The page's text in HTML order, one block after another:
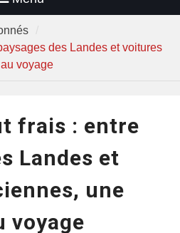
des Landes et voitures
voyage
frais : entre
Landes et
une
voyage